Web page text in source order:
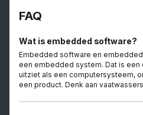
FAQ
Wat is embedded software?
Embedded software en
een embedded system. Dat is
uitziet als een computersysteem,
een product. Denk aan